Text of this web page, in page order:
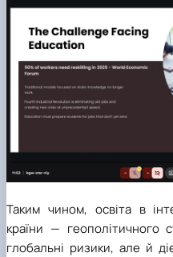
Таким чином, освіта в
країни — геополітичного
глобальні ризики, але й